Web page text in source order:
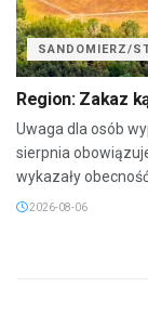
SANDOMIERZ/
Region: Zakaz
Uwaga dla osób
sierpnia
wykazały
2026-08-06